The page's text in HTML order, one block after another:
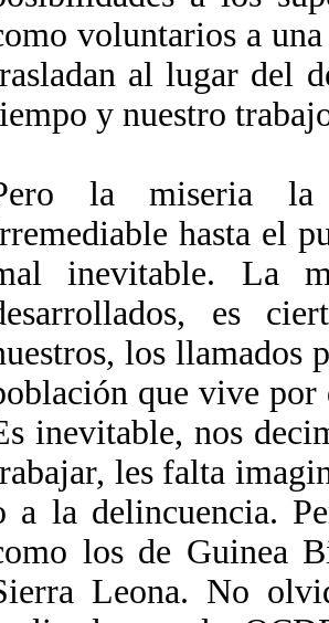
voluntarios a
al lugar del
y nuestro
la miseria la
hasta el
inevitable. La
es
los llamados
que vive por
inevitable, nos
les falta
a la delincuencia.
los de Guinea
Leona. No